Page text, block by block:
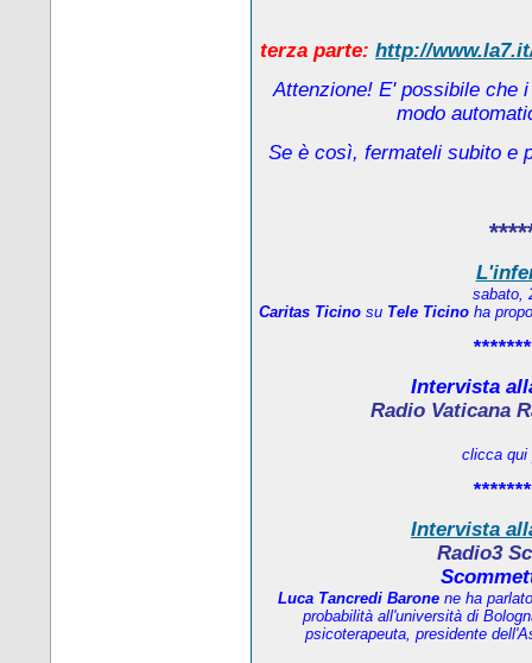
terza parte: http://
Attenzione! E' possibile che
modo
Se è così, fermateli subito e
sabato,
Caritas Ticinosu Tele Ticinoha
Intervista
Radio Vaticana
clicca
Intervista
Radio3
Luca Tancredi Barone ne ha
probabilità all'università di
psicoterapeuta, presidente